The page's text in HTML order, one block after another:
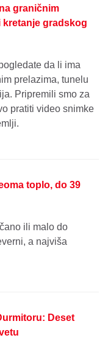
graničnim
kretanje gradskog
da li ima
prelazima, tunelu
Pripremili smo za
pratiti video snimke
toplo, do 39
ili malo do
a najviša
Deset